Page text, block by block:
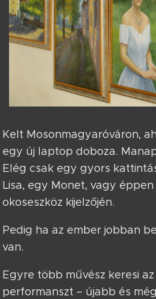
Kelt Mosonmagyaróváron,
egy új laptop doboza.
Elég csak egy gyors
Lisa, egy Monet, vagy
okoseszköz kijelzőjén.
Pedig ha az ember jobban
van.
Egyre több művész keresi
performanszt – újabb és